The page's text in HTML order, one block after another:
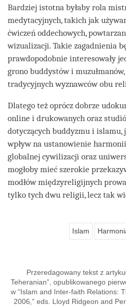
Bardziej istotna byłaby rola
medytacyjnych, takich jak
ćwiczeń oddechowych,
wizualizacji. Takie zagadnienia
prawdopodobnie interesowały
grono buddystów i
tradycyjnych wyznawców obu
Dlatego też oprócz dobrze
online i drukowanych oraz
dotyczących buddyzmu i islamu,
wpływ na ustanowienie
globalnej cywilizacji oraz
mogłoby mieć szerokie
modłów międzyreligijnych
tylko tych dwu religii, lecz tak
Islam
Przeredagowany tekst z
Teheranian”, opublikowanego
w “Islam and Inter-faith Relations:
2006," eds. Lloyd Ridgeon and